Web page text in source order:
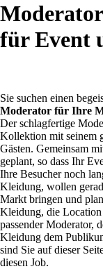
für Event
Sie suchen einen
Moderator für Ihre
Der schlagfertige
Kollektion mit seinem
Gästen. Gemeinsam
geplant, so dass Ihr
Ihre Besucher noch
Kleidung, wollen
Markt bringen und
Kleidung, die
passender Moderator,
Kleidung dem
sind Sie auf dieser
diesen Job.